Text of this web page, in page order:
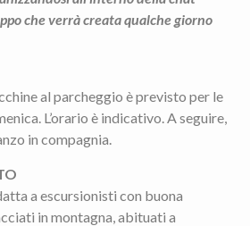
che verrà creata qualche giorno
al parcheggio è previsto per le
L’orario è indicativo. A seguire,
in compagnia.
a escursionisti con buona
in montagna, abituati a